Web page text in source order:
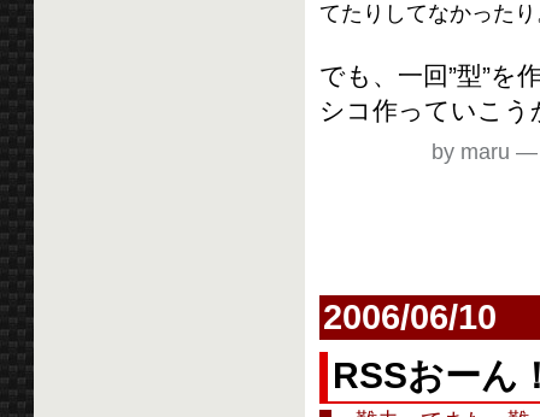
てたりしてなかった
でも、一回”型”を
シコ作っていこう
by maru
2006/06/10
RSSおーん